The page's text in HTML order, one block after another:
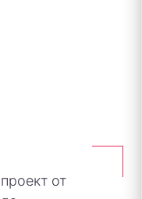
от